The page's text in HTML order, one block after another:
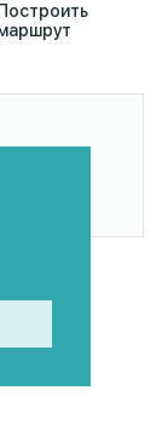
Построить